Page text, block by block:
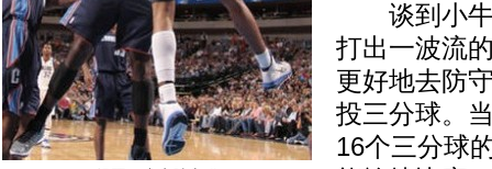
谈到小牛
打出一波流
更好地去防
投三分球。
16个三分球